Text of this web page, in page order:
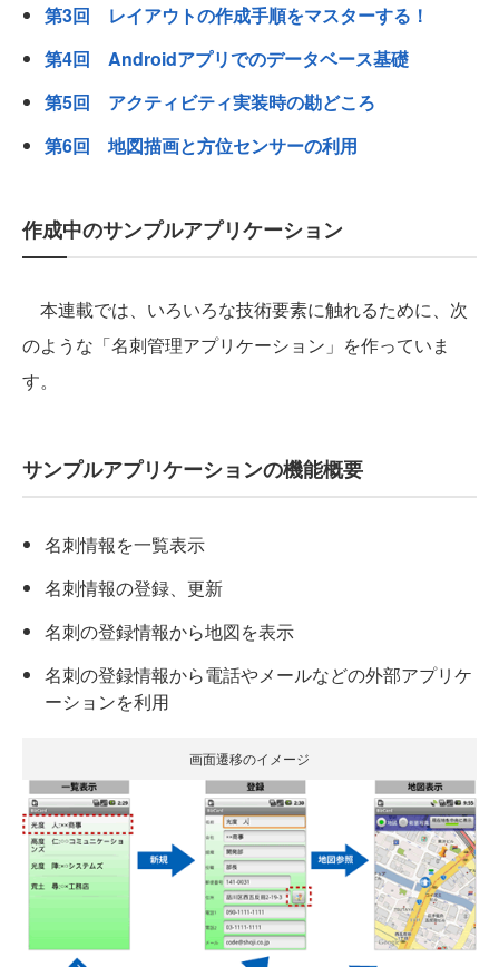
第3回 レイアウトの作成手順をマスターする！
第4回 Androidアプリでのデータベース基礎
第5回 アクティビティ実装時の勘どころ
第6回 地図描画と方位センサーの利用
作成中のサンプルアプリケーション
本連載では、いろいろな技術要素に触れるために、次
のような「名刺管理アプリケーション」を作っていま
す。
サンプルアプリケーションの機能概要
名刺情報を一覧表示
名刺情報の登録、更新
名刺の登録情報から地図を表示
名刺の登録情報から電話やメールなどの外部アプリケ
ーションを利用
画面遷移のイメージ